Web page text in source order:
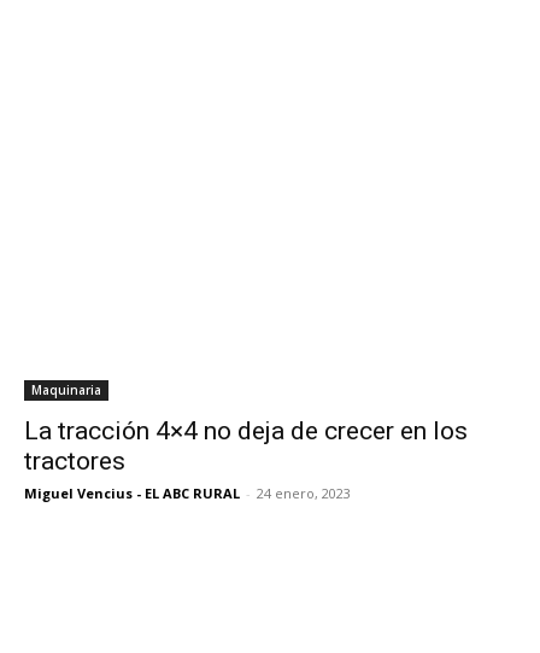
Maquinaria
La tracción 4×4 no deja de crecer en los
tractores
Miguel Vencius - EL ABC RURAL - 24 enero, 2023